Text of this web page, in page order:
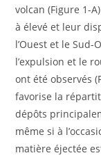
volcan (Figure 1-
à élevé et leur
l’Ouest et le Sud-
l’expulsion et le
ont été observés
favorise la
dépôts
même si à
matière éjectée